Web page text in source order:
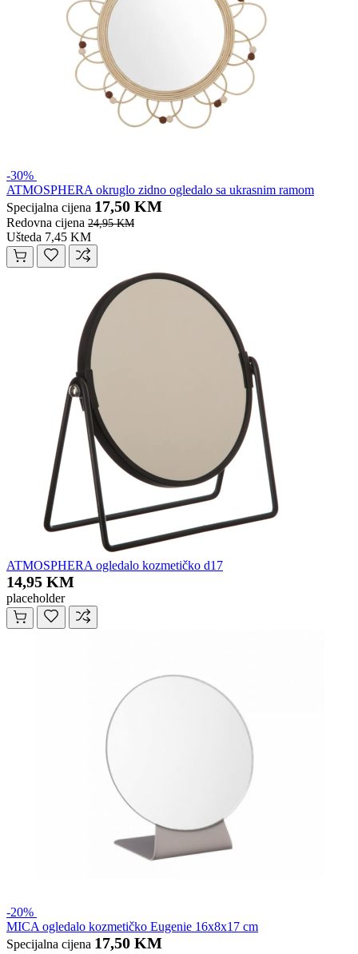
-30%
ATMOSPHERA okruglo zidno ogledalo sa ukrasnim ramom
Specijalna cijena 17,50 KM
Redovna cijena 24,95 KM
Ušteda 7,45 KM
ATMOSPHERA ogledalo kozmetičko d17
14,95 KM
placeholder
-20%
MICA ogledalo kozmetičko Eugenie 16x8x17 cm
Specijalna cijena 17,50 KM